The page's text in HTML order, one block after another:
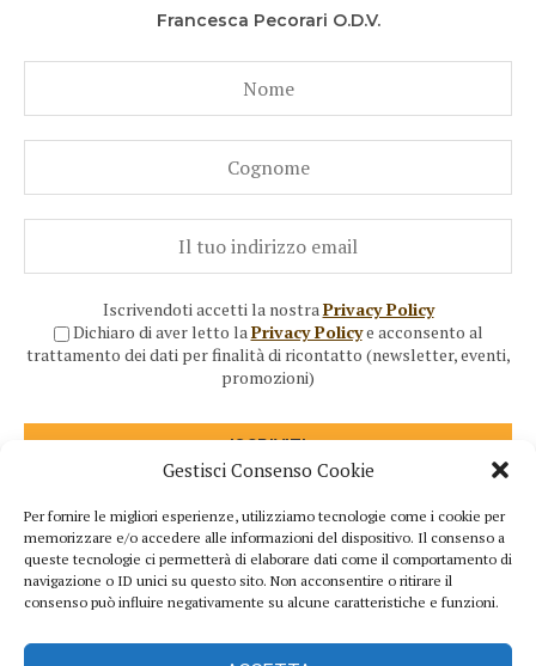
Gestisci Consenso Cookie
Per fornire le migliori esperienze, utilizziamo tecnologie come i cookie per
memorizzare e/o accedere alle informazioni del dispositivo. Il consenso a
queste tecnologie ci permetterà di elaborare dati come il comportamento di
navigazione o ID unici su questo sito. Non acconsentire o ritirare il
consenso può influire negativamente su alcune caratteristiche e funzioni.
Francesca Pecorari O.D.V.
Iscrivendoti accetti la nostraPrivacy Policy
Dichiaro di aver letto laPrivacy Policye acconsento al
trattamento dei dati per finalità di ricontatto (newsletter, eventi,
promozioni)